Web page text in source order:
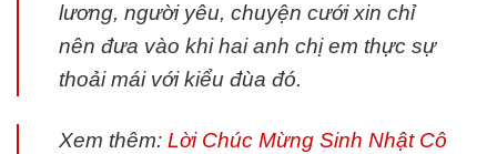
lương, người yêu, chuyện cưới xin chỉ
nên đưa vào khi hai anh chị em thực sự
thoải mái với kiểu đùa đó.
Xem thêm: Lời Chúc Mừng Sinh Nhật Cô